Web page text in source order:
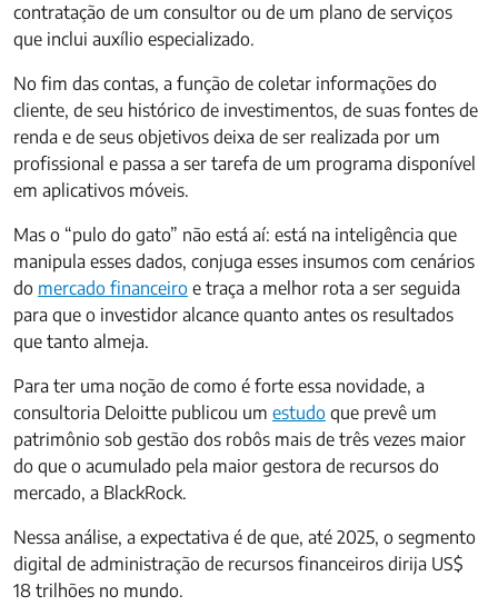
contratação de um consultor ou de um plano de serviços
que inclui auxílio especializado.
No fim das contas, a função de coletar informações do
cliente, de seu histórico de investimentos, de suas fontes de
renda e de seus objetivos deixa de ser realizada por um
profissional e passa a ser tarefa de um programa disponível
em aplicativos móveis.
Mas o “pulo do gato” não está aí: está na inteligência que
manipula esses dados, conjuga esses insumos com cenários
do mercado financeiro e traça a melhor rota a ser seguida
para que o investidor alcance quanto antes os resultados
que tanto almeja.
Para ter uma noção de como é forte essa novidade, a
consultoria Deloitte publicou um estudo que prevê um
patrimônio sob gestão dos robôs mais de três vezes maior
do que o acumulado pela maior gestora de recursos do
mercado, a BlackRock.
Nessa análise, a expectativa é de que, até 2025, o segmento
digital de administração de recursos financeiros dirija US$
18 trilhões no mundo.